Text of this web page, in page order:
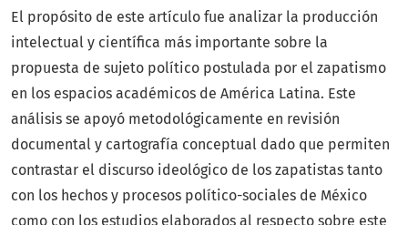
El propósito de este artículo fue analizar la producción
intelectual y científica más importante sobre la
propuesta de sujeto político postulada por el zapatismo
en los espacios académicos de América Latina. Este
análisis se apoyó metodológicamente en revisión
documental y cartografía conceptual dado que permiten
contrastar el discurso ideológico de los zapatistas tanto
con los hechos y procesos político-sociales de México
como con los estudios elaborados al respecto sobre este